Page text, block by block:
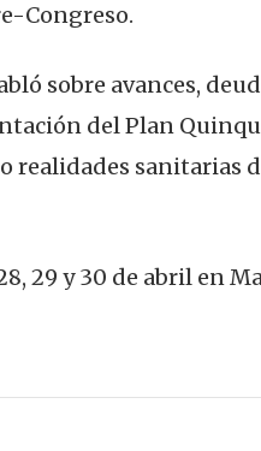
Congreso.
sobre avances,
del Plan
realidades sanitarias
29 y 30 de abril en